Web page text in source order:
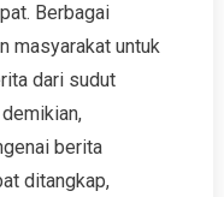
Berbagai
masyarakat untuk
dari sudut
berita
ditangkap,